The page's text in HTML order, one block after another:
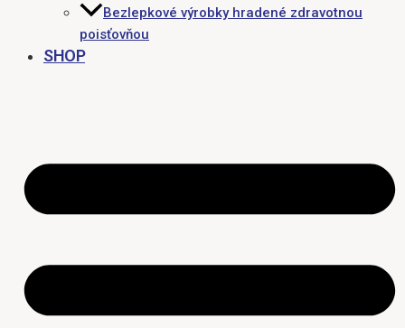
Bezlepkové výrobky hradené zdravotnou
poisťovňou
SHOP